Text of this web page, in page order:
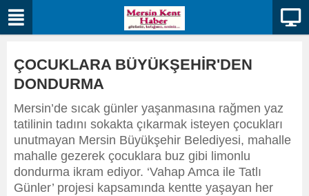
ÇOCUKLARA BÜYÜKŞEHİR'DEN
DONDURMA
Mersin’de sıcak günler yaşanmasına rağmen yaz
tatilinin tadını sokakta çıkarmak isteyen çocukları
unutmayan Mersin Büyükşehir Belediyesi, mahalle
mahalle gezerek çocuklara buz gibi limonlu
dondurma ikram ediyor. ‘Vahap Amca ile Tatlı
Günler’ projesi kapsamında kentte yaşayan her